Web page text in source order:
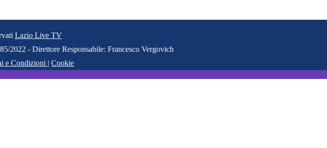
Lazio Live TV
2022 - Direttore Responsabile: Francesco Vergovich
e Condizioni | Cookie